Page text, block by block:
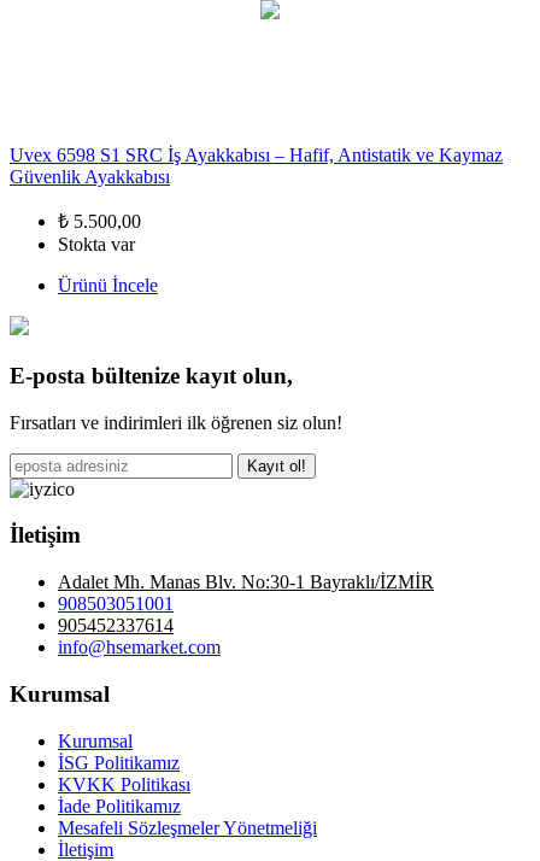
Uvex 6598 S1 SRC İş Ayakkabısı – Hafif, Antistatik ve Kaymaz
Güvenlik Ayakkabısı
₺ 5.500,00
Stokta var
Ürünü İncele
E-posta bültenize kayıt olun,
Fırsatları ve indirimleri ilk öğrenen siz olun!
Kayıt ol!
İletişim
Adalet Mh. Manas Blv. No:30-1 Bayraklı/İZMİR
908503051001
905452337614
info@hsemarket.com
Kurumsal
Kurumsal
İSG Politikamız
KVKK Politikası
İade Politikamız
Mesafeli Sözleşmeler Yönetmeliği
İletişim